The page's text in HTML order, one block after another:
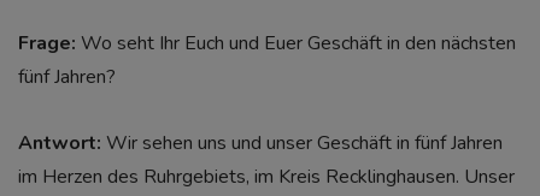
Frage: Wo seht Ihr Euch und Euer Geschäft in den nächsten
fünf Jahren?
Antwort: Wir sehen uns und unser Geschäft in fünf Jahren
im Herzen des Ruhrgebiets, im Kreis Recklinghausen. Unser